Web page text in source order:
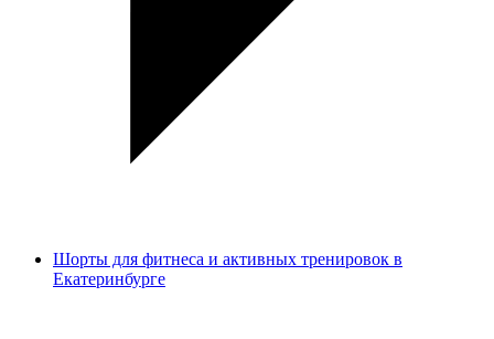
Шорты для фитнеса и активных тренировок в
Екатеринбурге